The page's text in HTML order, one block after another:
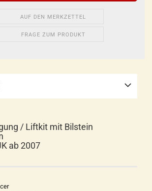
AUF DEN MERKZETTEL
FRAGE ZUM PRODUKT
/ Liftkit mit Bilstein
ab 2007